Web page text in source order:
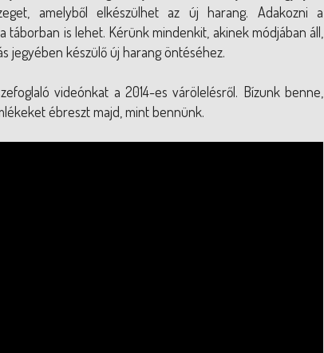
amelyből elkészülhet az új harang. Adakozni a
táborban is lehet. Kérünk mindenkit, akinek módjában áll,
jegyében készülő új harang öntéséhez.
videónkat a 2014-es várölelésről. Bízunk benne,
ébreszt majd, mint bennünk.